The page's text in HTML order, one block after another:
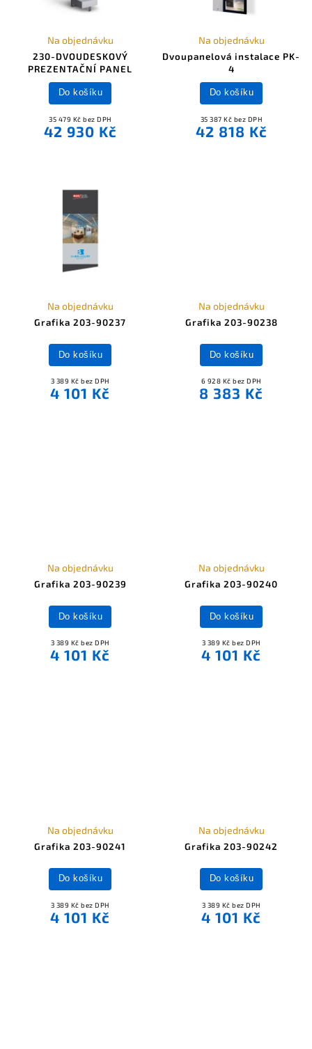
230-DVOUDESKOVÝ
PREZENTAČNÍ PANEL
Na objednávku
35 479 Kč bez DPH
42 930 Kč
Do košíku
Dvoupanelová instalace PK-
4
Na objednávku
35 387 Kč bez DPH
42 818 Kč
Do košíku
Grafika 203-90237
Na objednávku
3 389 Kč bez DPH
4 101 Kč
Do košíku
Grafika 203-90238
Na objednávku
6 928 Kč bez DPH
8 383 Kč
Do košíku
Grafika 203-90239
Na objednávku
3 389 Kč bez DPH
4 101 Kč
Do košíku
Grafika 203-90240
Na objednávku
3 389 Kč bez DPH
4 101 Kč
Do košíku
Grafika 203-90241
Na objednávku
3 389 Kč bez DPH
4 101 Kč
Do košíku
Grafika 203-90242
Na objednávku
3 389 Kč bez DPH
4 101 Kč
Do košíku